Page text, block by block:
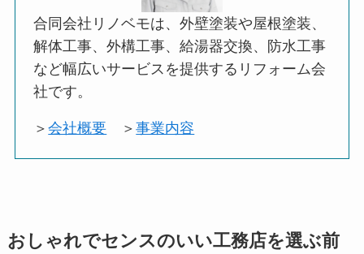
合同会社リノベモは、外壁塗装や屋根塗装、
解体工事、外構工事、給湯器交換、防水工事
など幅広いサービスを提供するリフォーム会
社です。
＞会社概要 ＞事業内容
おしゃれでセンスのいい工務店を選ぶ前